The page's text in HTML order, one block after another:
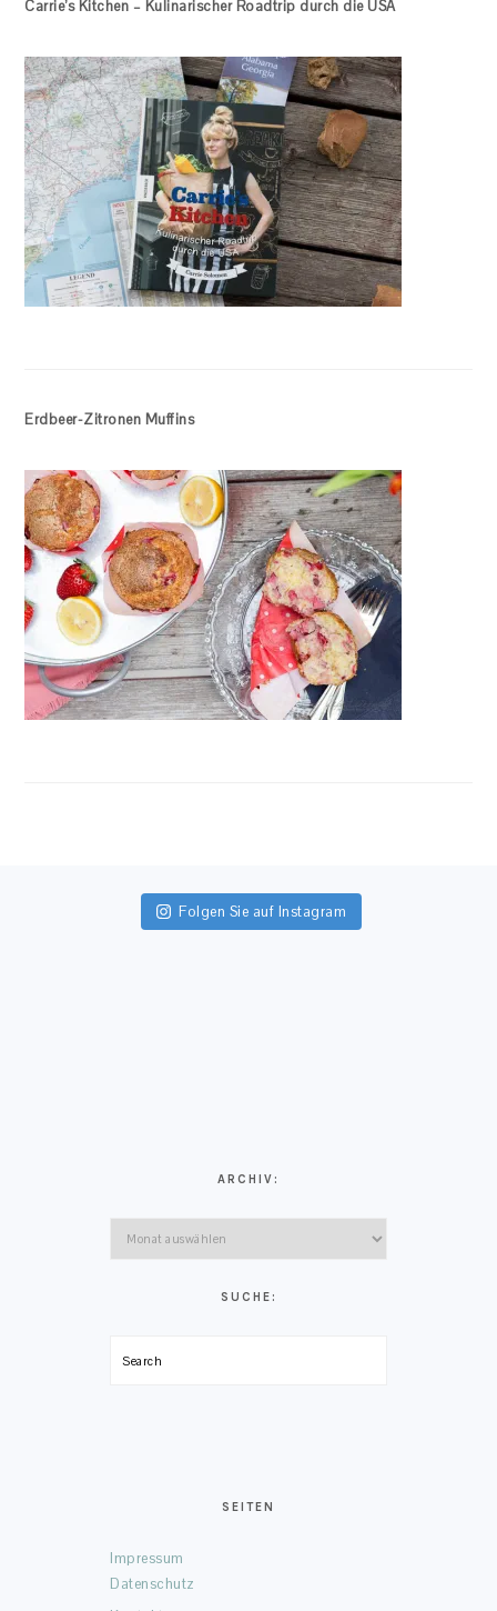
Carrie’s Kitchen – Kulinarischer Roadtrip durch die USA
Erdbeer-Zitronen Muffins
Folgen Sie auf Instagram
ARCHIV:
SUCHE:
Search
SEITEN
Impressum
Datenschutz